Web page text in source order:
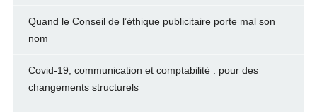
Quand le Conseil de l’éthique publicitaire porte mal son
nom
Covid-19, communication et comptabilité : pour des
changements structurels